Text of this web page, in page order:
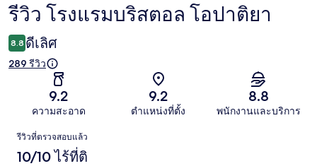
รีวิว
รีวิว โรงแรมบริสตอล โอปาติยา
8.8 ดีเลิศ
289 รีวิว
9.2
ความสะอาด
9.2
ตำแหน่งที่ตั้ง
8.8
พนักงานและบริการ
รีวิว
รีวิวที่ตรวจสอบแล้ว
10/10 ไร้ที่ติ